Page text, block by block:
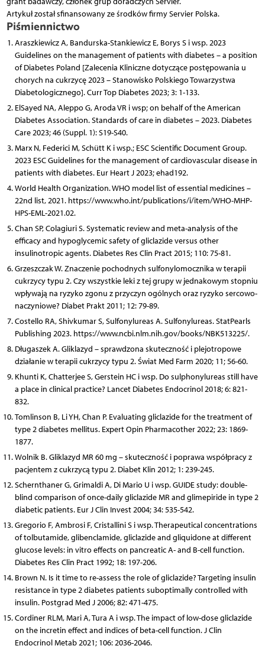
Artykuł został sfinansowany ze środków firmy Servier Polska.
Piśmiennictwo
Araszkiewicz A, Bandurska-Stankiewicz E, Borys S i wsp. 2023
Guidelines on the management of patients with diabetes – a position
of Diabetes Poland [Zalecenia Kliniczne dotyczące postępowania u
chorych na cukrzycę 2023 – Stanowisko Polskiego Towarzystwa
Diabetologicznego]. Curr Top Diabetes 2023; 3: 1-133.
ElSayed NA, Aleppo G, Aroda VR i wsp; on behalf of the American
Diabetes Association. Standards of care in diabetes – 2023. Diabetes
Care 2023; 46 (Suppl. 1): S19-S40.
Marx N, Federici M, Schütt K i wsp.; ESC Scientific Document Group.
2023 ESC Guidelines for the management of cardiovascular disease in
patients with diabetes. Eur Heart J 2023; ehad192.
World Health Organization. WHO model list of essential medicines –
22nd list, 2021. https://www.who.int/publications/i/item/WHO-MHP-
HPS-EML-2021.02.
Chan SP, Colagiuri S. Systematic review and meta-analysis of the
efficacy and hypoglycemic safety of gliclazide versus other
insulinotropic agents. Diabetes Res Clin Pract 2015; 110: 75-81.
Grzeszczak W. Znaczenie pochodnych sulfonylomocznika w terapii
cukrzycy typu 2. Czy wszystkie leki z tej grupy w jednakowym stopniu
wpływają na ryzyko zgonu z przyczyn ogólnych oraz ryzyko sercowo-
naczyniowe? Diabet Prakt 2011; 12: 79-89.
Costello RA, Shivkumar S, Sulfonylureas A. Sulfonylureas. StatPearls
Publishing 2023. https://www.ncbi.nlm.nih.gov/books/NBK513225/.
Długaszek A. Gliklazyd – sprawdzona skuteczność i plejotropowe
działanie w terapii cukrzycy typu 2. Świat Med Farm 2020; 11; 56-60.
Khunti K, Chatterjee S, Gerstein HC i wsp. Do sulphonylureas still have
a place in clinical practice? Lancet Diabetes Endocrinol 2018; 6: 821-
832.
Tomlinson B, Li YH, Chan P. Evaluating gliclazide for the treatment of
type 2 diabetes mellitus. Expert Opin Pharmacother 2022; 23: 1869-
1877.
Wolnik B. Gliklazyd MR 60 mg – skuteczność i poprawa współpracy z
pacjentem z cukrzycą typu 2. Diabet Klin 2012; 1: 239-245.
Schernthaner G, Grimaldi A, Di Mario U i wsp. GUIDE study: double-
blind comparison of once-daily gliclazide MR and glimepiride in type 2
diabetic patients. Eur J Clin Invest 2004; 34: 535-542.
Gregorio F, Ambrosi F, Cristallini S i wsp. Therapeutical concentrations
of tolbutamide, glibenclamide, gliclazide and gliquidone at different
glucose levels: in vitro effects on pancreatic A- and B-cell function.
Diabetes Res Clin Pract 1992; 18: 197-206.
Brown N. Is it time to re-assess the role of gliclazide? Targeting insulin
resistance in type 2 diabetes patients suboptimally controlled with
insulin. Postgrad Med J 2006; 82: 471-475.
Cordiner RLM, Mari A, Tura A i wsp. The impact of low-dose gliclazide
on the incretin effect and indices of beta-cell function. J Clin
Endocrinol Metab 2021; 106: 2036-2046.